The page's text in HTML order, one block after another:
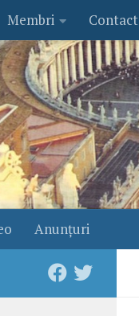
Membri Contact
Anunţuri